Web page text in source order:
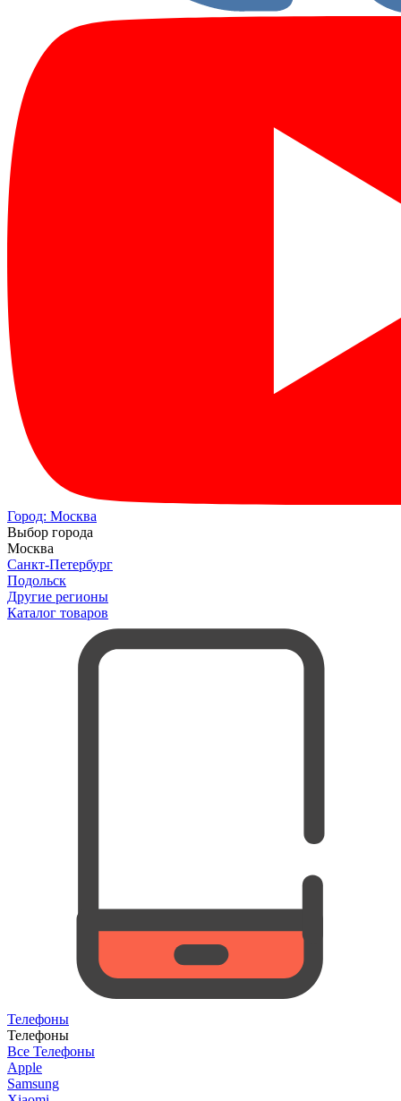
Город: Москва
Выбор города
Москва
Санкт-Петербург
Подольск
Другие регионы
Каталог товаров
Телефоны
Телефоны
Все Телефоны
Apple
Samsung